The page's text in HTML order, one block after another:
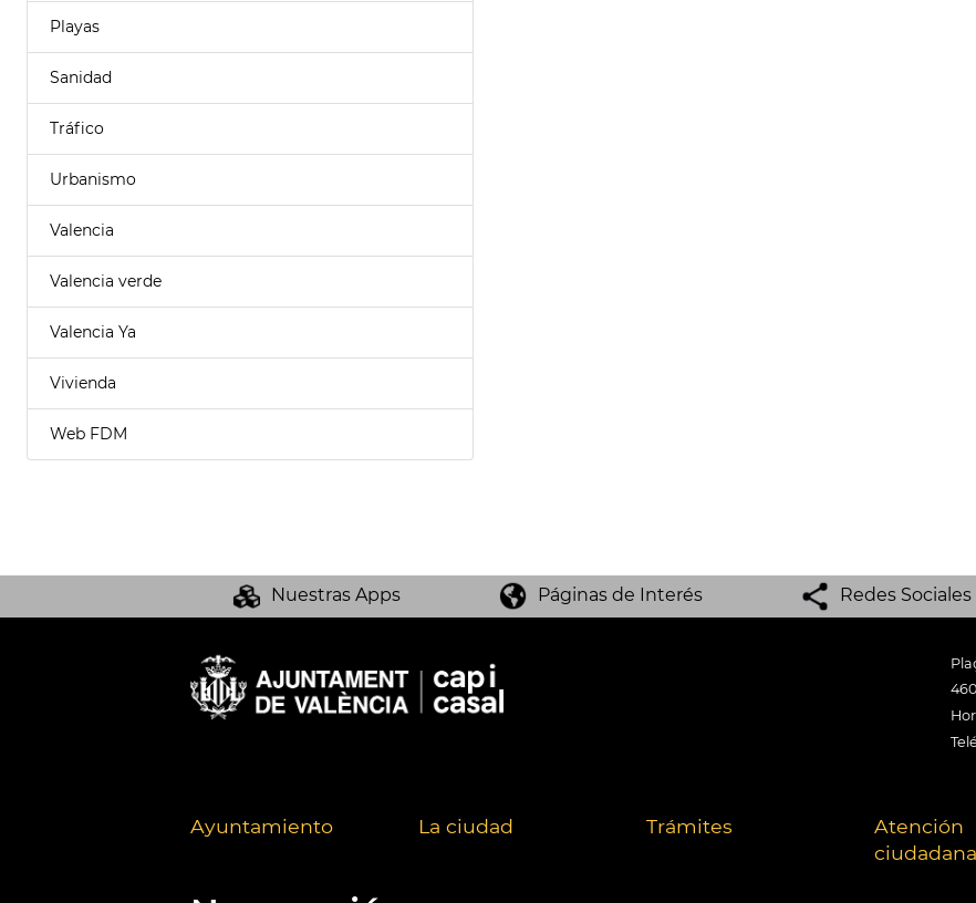
Playas
Sanidad
Tráfico
Urbanismo
Valencia
Valencia verde
Valencia Ya
Vivienda
Web FDM
Nuestras Apps Páginas de Interés Redes Sociales
Ayuntamiento La ciudad Trámites
Atención
ciudadana